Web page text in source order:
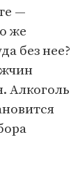
—
же
без нее?
Алкоголь